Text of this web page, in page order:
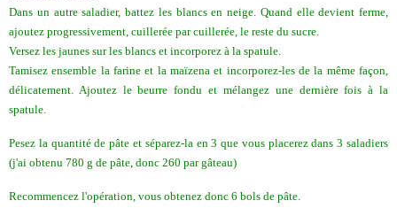
Dans un autre saladier, battez les blancs en neige. Quand elle devient ferme,
ajoutez progressivement, cuillerée par cuillerée, le reste du sucre.
Versez les jaunes sur les blancs et incorporez à la spatule.
Tamisez ensemble la farine et la maïzena et incorporez-les de la même façon,
délicatement. Ajoutez le beurre fondu et mélangez une dernière fois à la
spatule.
Pesez la quantité de pâte et séparez-la en 3 que vous placerez dans 3 saladiers
(j'ai obtenu 780 g de pâte, donc 260 par gâteau)
Recommencez l'opération, vous obtenez donc 6 bols de pâte.